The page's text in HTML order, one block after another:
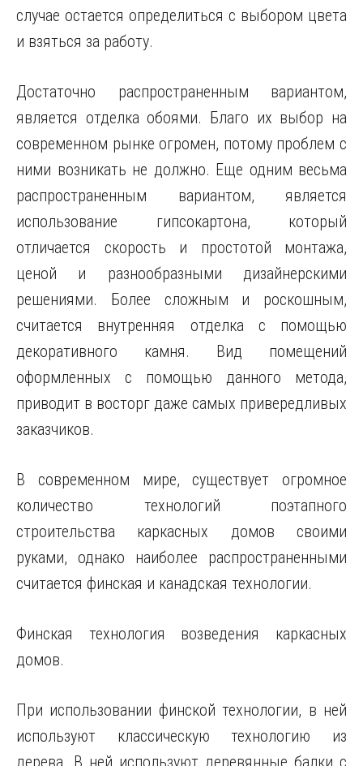
случае остается определиться с выбором цвета
и взяться за работу.
Достаточно распространенным вариантом,
является отделка обоями. Благо их выбор на
современном рынке огромен, потому проблем с
ними возникать не должно. Еще одним весьма
распространенным вариантом, является
использование гипсокартона, который
отличается скорость и простотой монтажа,
ценой и разнообразными дизайнерскими
решениями. Более сложным и роскошным,
считается внутренняя отделка с помощью
декоративного камня. Вид помещений
оформленных с помощью данного метода,
приводит в восторг даже самых привередливых
заказчиков.
В современном мире, существует огромное
количество технологий поэтапного
строительства каркасных домов своими
руками, однако наиболее распространенными
считается финская и канадская технологии.
Финская технология возведения каркасных
домов.
При использовании финской технологии, в ней
используют классическую технологию из
дерева. В ней используют деревянные балки с